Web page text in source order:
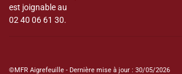
est joignable au
02 40 06 61 30.
©MFR Aigrefeuille - Dernière mise à jour : 30/05/2026